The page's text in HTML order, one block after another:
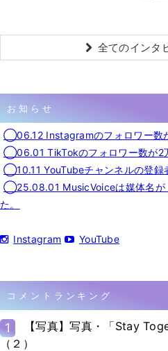
全てのインタ
お知らせ
◯06.12 Instagramのフォロワー数
◯06.01 TikTokのフォロワー数が2
◯10.11 YouTubeチャンネルの登録
◯25.08.01 MusicVoiceは媒体名が
た。
Instagram YouTube
コメントランキング
1
【写真】写真・「Stay
（２）